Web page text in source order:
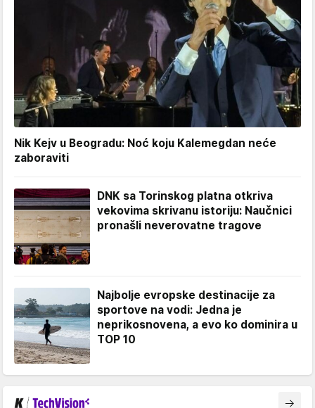
Nik Kejv u Beogradu: Noć koju Kalemegdan neće
zaboraviti
DNK sa Torinskog platna otkriva
vekovima skrivanu istoriju: Naučnici
pronašli neverovatne tragove
Najbolje evropske destinacije za
sportove na vodi: Jedna je
neprikosnovena, a evo ko dominira u
TOP 10